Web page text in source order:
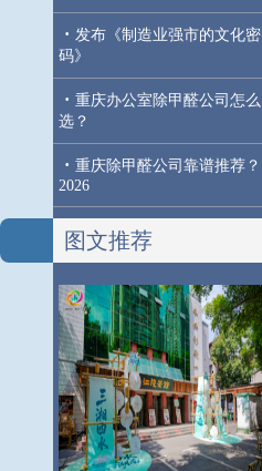
· 发布《制造业强市的文化密
码》
· 重庆办公室除甲醛公司怎么
选？
· 重庆除甲醛公司靠谱推荐？
2026
图文推荐